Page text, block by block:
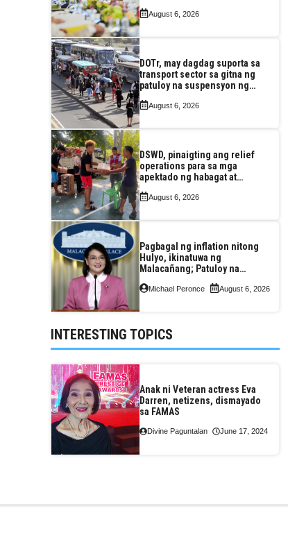
August 6, 2026
DOTr, may dagdag suporta sa
transport sector sa gitna ng
patuloy na suspensyon ng
August 6, 2026
DSWD, pinaigting ang relief
operations para sa mga
apektado ng habagat at
August 6, 2026
Pagbagal ng inflation nitong
Hulyo, ikinatuwa ng
Malacañang; Patuloy na
seguridad sa pagkain,
Michael Peronce August 6, 2026
INTERESTING TOPICS
Anak ni Veteran actress Eva
Darren, netizens, dismayado
sa FAMAS
Divine Paguntalan June 17, 2024